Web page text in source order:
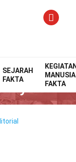
SEJARAH
FAKTA
KEGIATAN
MANUSIA
FAKTA